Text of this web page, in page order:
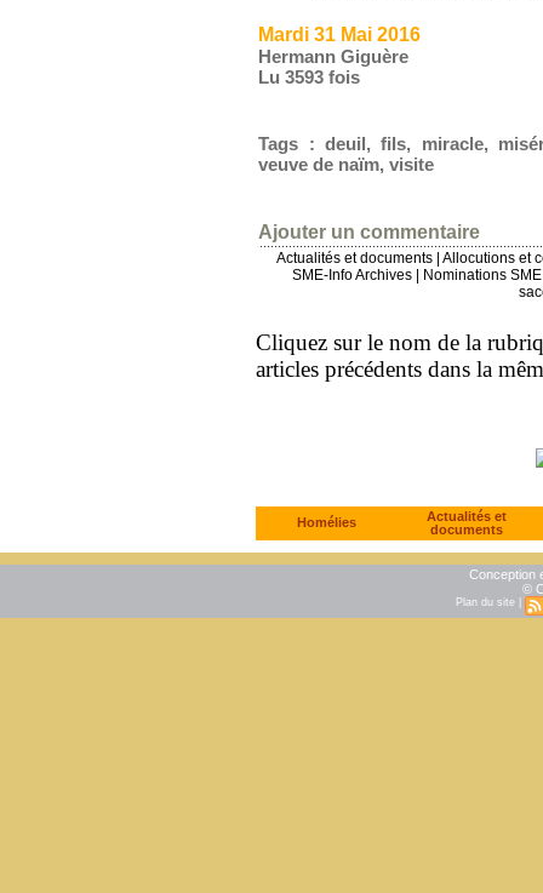
Mardi 31 Mai 2016
Hermann Giguère
Lu 3593 fois
Tags : deuil,fils, miracle,
veuve de naïm,visite
Ajouter un commentaire
Actualités et documents | Allocutions et
SME-Info Archives | Nominations
Cliquez sur le nom de la
articles précédents dans la
Homélies
Actualités et
documents
Conception
©
Plan du site